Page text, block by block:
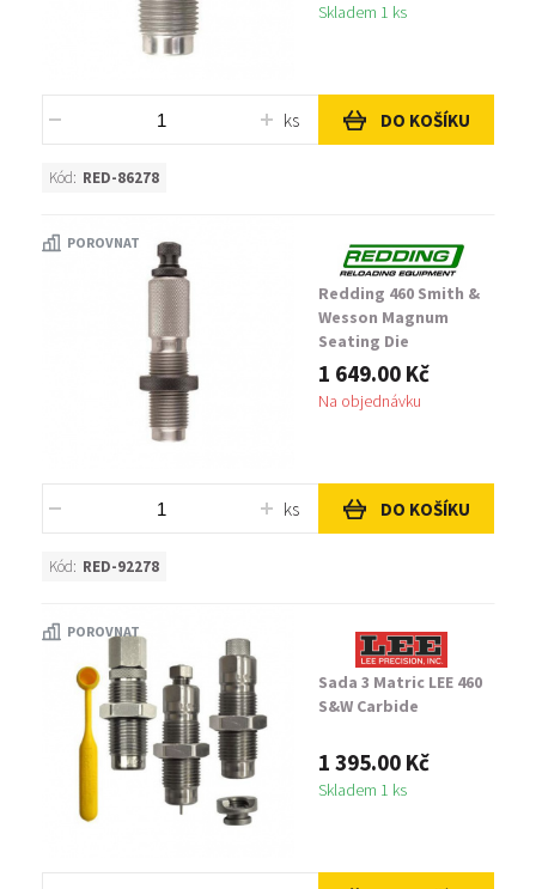
Skladem 1 ks
ks DO KOŠÍKU
Kód: RED-86278
POROVNAT
Redding 460 Smith &
Wesson Magnum
Seating Die
1 649.00 Kč
Na objednávku
ks DO KOŠÍKU
Kód: RED-92278
POROVNAT
Sada 3 Matric LEE 460
S&W Carbide
1 395.00 Kč
Skladem 1 ks